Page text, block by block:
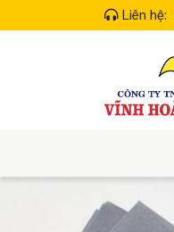
Liên hệ: